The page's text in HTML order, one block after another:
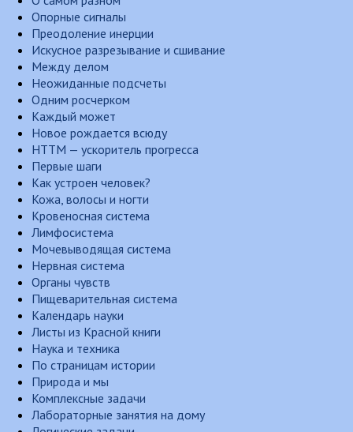
Опорные сигналы
Преодоление инерции
Искусное разрезывание и сшивание
Между делом
Неожиданные подсчеты
Одним росчерком
Каждый может
Новое рождается всюду
НТТМ — ускоритель прогресса
Первые шаги
Как устроен человек?
Кожа, волосы и ногти
Кровеносная система
Лимфосистема
Мочевыводящая система
Нервная система
Органы чувств
Пищеварительная система
Календарь науки
Листы из Красной книги
Наука и техника
По страницам истории
Природа и мы
Комплексные задачи
Лабораторные занятия на дому